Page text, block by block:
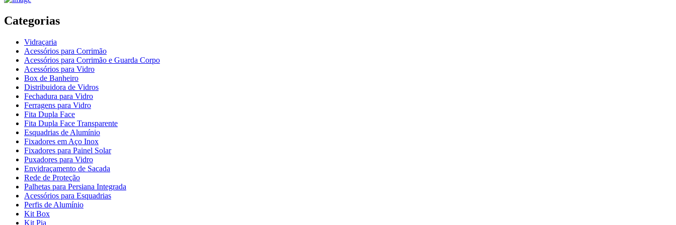
Categorias
Vidraçaria
Acessórios para Corrimão
Acessórios para Corrimão e Guarda Corpo
Acessórios para Vidro
Box de Banheiro
Distribuidora de Vidros
Fechadura para Vidro
Ferragens para Vidro
Fita Dupla Face
Fita Dupla Face Transparente
Esquadrias de Alumínio
Fixadores em Aço Inox
Fixadores para Painel Solar
Puxadores para Vidro
Envidraçamento de Sacada
Rede de Proteção
Palhetas para Persiana Integrada
Acessórios para Esquadrias
Perfis de Alumínio
Kit Box
Kit Pia